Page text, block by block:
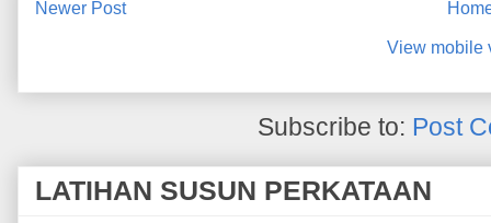
Newer Post
View mobile
Subscribe to: Post
LATIHAN SUSUN PERKATAAN